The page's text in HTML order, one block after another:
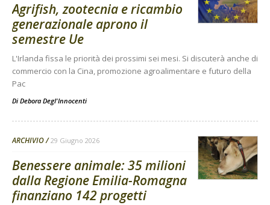
Agrifish, zootecnia e ricambio
generazionale aprono il
semestre Ue
L'Irlanda fissa le priorità dei prossimi sei mesi. Si discuterà anche di
commercio con la Cina, promozione agroalimentare e futuro della
Pac
Di Debora Degl'Innocenti
ARCHIVIO 29 Giugno 2026
Benessere animale: 35 milioni
dalla Regione Emilia-Romagna
finanziano 142 progetti